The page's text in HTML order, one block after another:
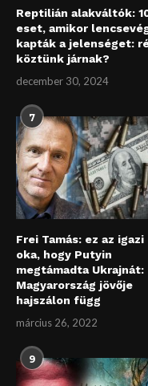
Reptilián alakváltók:
eset, amikor
kapták a jelenséget:
köztünk járnak?
december 30, 2024
7
Frei Tamás: ez az igazi
oka, hogy Putyin
megtámadta Ukrajnát:
Magyarország jövője
hajszálon függ
március 26, 2022
9